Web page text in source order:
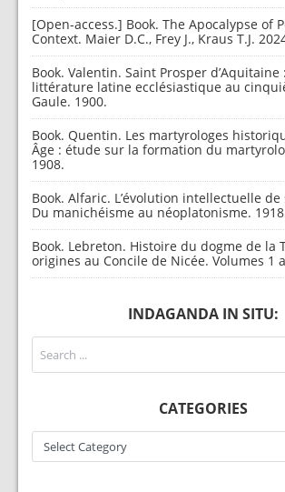
[Open-access.] Book. The Apocalypse of
Context. Maier D.C., Frey J., Kraus T.J.
Book. Valentin. Saint Prosper
littérature latine ecclésiastique au
Gaule. 1900.
Book. Quentin. Les martyrologes
Âge : étude sur la formation du
1908.
Book. Alfaric. L’évolution intellectuelle
Du manichéisme au néoplatonisme.
Book. Lebreton. Histoire du dogme de la
origines au Concile de Nicée. Volumes 1
INDAGANDA IN SITU:
CATEGORIES
Categories